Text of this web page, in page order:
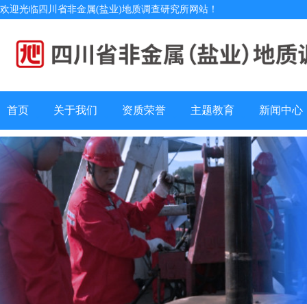
欢迎光临四川省非金属(盐业)地质调查研究所网站！
首页 关于我们 资质荣誉 主题教育 新闻中心